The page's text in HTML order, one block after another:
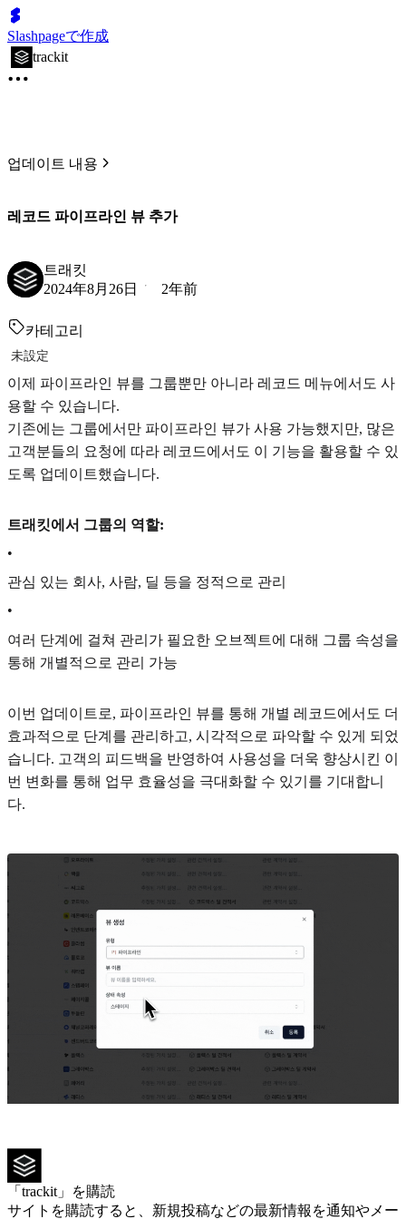
Slashpageで作成
trackit
업데이트 내용
레코드 파이프라인 뷰 추가
트래킷
2024年8月26日
2年前
카테고리
未設定
이제 파이프라인 뷰를 그룹뿐만 아니라 레코드 메뉴에서도 사
용할 수 있습니다.
기존에는 그룹에서만 파이프라인 뷰가 사용 가능했지만, 많은
고객분들의 요청에 따라 레코드에서도 이 기능을 활용할 수 있
도록 업데이트했습니다.
트래킷에서 그룹의 역할:
•
관심 있는 회사, 사람, 딜 등을 정적으로 관리
•
여러 단계에 걸쳐 관리가 필요한 오브젝트에 대해 그룹 속성을
통해 개별적으로 관리 가능
이번 업데이트로, 파이프라인 뷰를 통해 개별 레코드에서도 더
효과적으로 단계를 관리하고, 시각적으로 파악할 수 있게 되었
습니다. 고객의 피드백을 반영하여 사용성을 더욱 향상시킨 이
번 변화를 통해 업무 효율성을 극대화할 수 있기를 기대합니
다.
「trackit」を購読
サイトを購読すると、新規投稿などの最新情報を通知やメー